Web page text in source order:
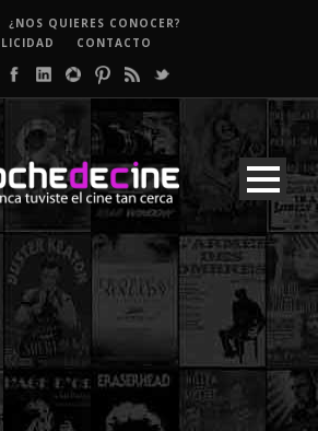
¿NOS QUIERES CONOCER?
CONTACTO